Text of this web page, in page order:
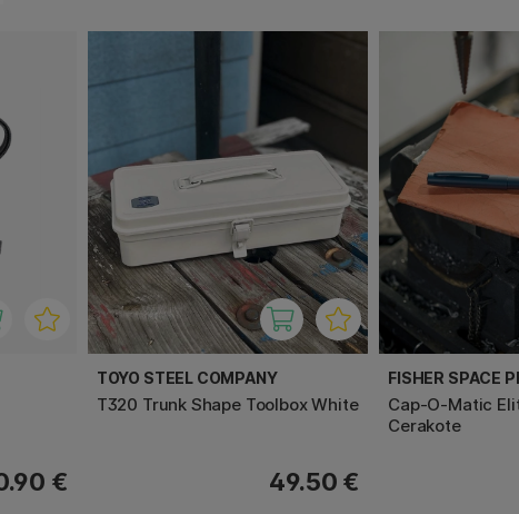
€
TOYO STEEL COMPANY
T320 Trunk Shape Toolbox White
49.50 €
FISHER SPACE
Cap-O-Matic
Cerakote